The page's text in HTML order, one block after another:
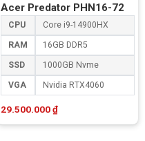
Acer Predator PHN16-72
CPU Core i9-14900HX
RAM 16GB DDR5
SSD 1000GB Nvme
VGA Nvidia RTX4060
29.500.000₫